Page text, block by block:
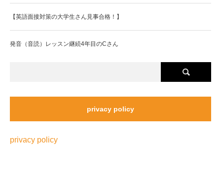
【英語面接対策の大学生さん見事合格！】
発音（音読）レッスン継続4年目のCさん
privacy policy
privacy policy